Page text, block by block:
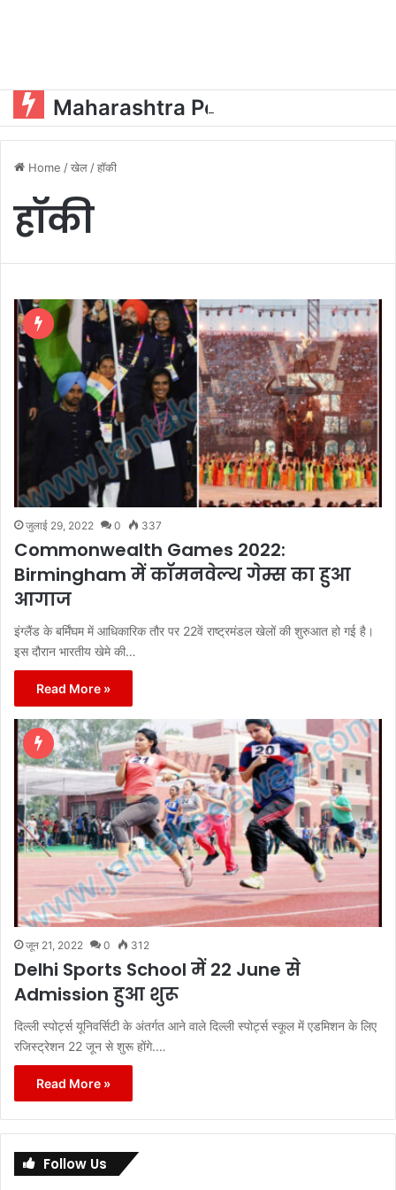
Home /खेल/हॉकी
हॉकी
जुलाई 29, 2022 0 337
Commonwealth Games 2022:
Birmingham में कॉमनवेल्थ गेम्स का हुआ
आगाज
इंग्लैंड के बर्मिंघम में आधिकारिक तौर पर 22वें राष्ट्रमंडल खेलों की शुरुआत हो गई है।
इस दौरान भारतीय खेमे की…
Read More »
जून 21, 2022 0 312
Delhi Sports School में 22 June से
Admission हुआ शुरू
दिल्ली स्पोर्ट्स यूनिवर्सिटी के अंतर्गत आने वाले दिल्ली स्पोर्ट्स स्कूल में एडमिशन के लिए
रजिस्ट्रेशन 22 जून से शुरू होंगे.…
Read More »
Follow Us